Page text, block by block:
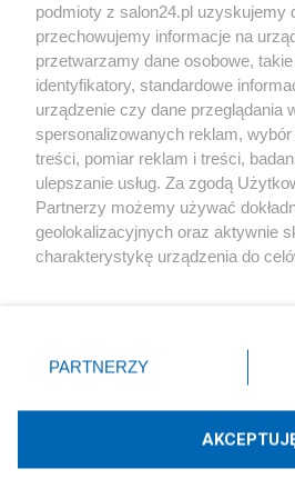
Społeczeństwo
Kultura
X Facebook
Technologię dostarcza:
podmioty z salon24.pl uzyskujemy
przechowujemy informacje na
przetwarzamy dane osobowe,
identyfikatory, standardowe
urządzenie czy dane przeglądania
spersonalizowanych reklam,
treści, pomiar reklam i treści,
ulepszanie usług. Za zgodą
Partnerzy możemy używać
geolokalizacyjnych oraz aktywnie
charakterystykę urządzenia do
zmienić/wycofać klikając przycisk
znajdujący się w lewym dolnym
rodzaje przetwarzania danych nie
użytkownika, ale masz prawo
przetwarzaniu. Preferencje będą
PARTNERZY